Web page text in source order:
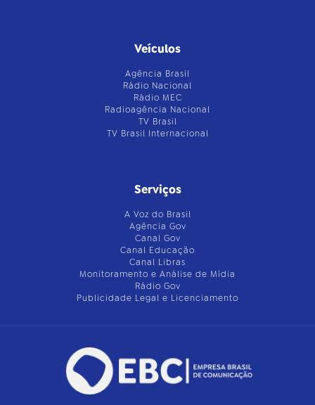
Veículos
Agência Brasil
Rádio Nacional
Rádio MEC
Radioagência Nacional
TV Brasil
TV Brasil Internacional
Serviços
A Voz do Brasil
Agência Gov
Canal Gov
Canal Educação
Canal Libras
Monitoramento e Análise de Mídia
Rádio Gov
Publicidade Legal e Licenciamento